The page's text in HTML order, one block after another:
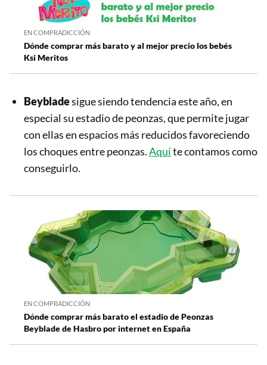
EN COMPRADICCIÓN
Dónde comprar más barato y al mejor precio los bebés
Ksi Meritos
Beybladesigue siendo tendencia este año, en
especial su estadio de peonzas, que permite jugar
con ellas en espacios más reducidos favoreciendo
los choques entre peonzas.Aquíte contamos como
conseguirlo.
EN COMPRADICCIÓN
Dónde comprar más barato el estadio de Peonzas
Beyblade de Hasbro por internet en España